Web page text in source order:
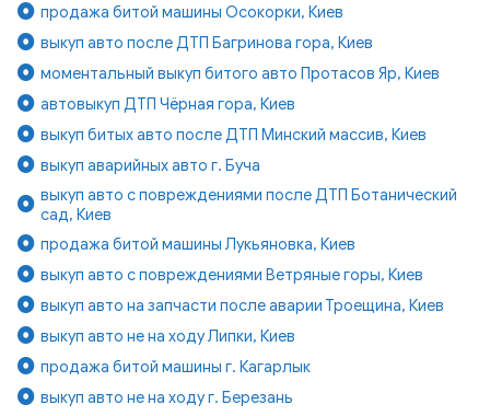
продажа битой машины Осокорки, Киев
выкуп авто после ДТП Багринова гора, Киев
моментальный выкуп битого авто Протасов Яр, Киев
автовыкуп ДТП Чёрная гора, Киев
выкуп битых авто после ДТП Минский массив, Киев
выкуп аварийных авто г. Буча
выкуп авто с повреждениями после ДТП Ботанический
сад, Киев
продажа битой машины Лукьяновка, Киев
выкуп авто с повреждениями Ветряные горы, Киев
выкуп авто на запчасти после аварии Троещина, Киев
выкуп авто не на ходу Липки, Киев
продажа битой машины г. Кагарлык
выкуп авто не на ходу г. Березань